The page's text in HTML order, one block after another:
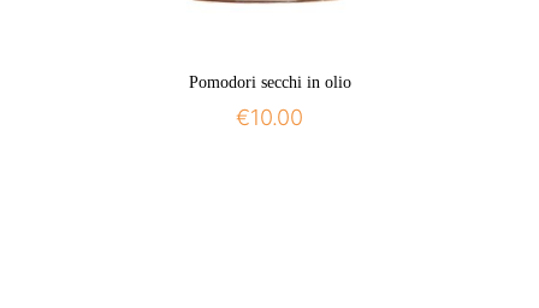
Pomodori secchi in olio
€10.00